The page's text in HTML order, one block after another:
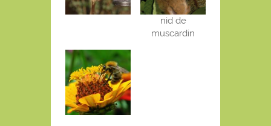
nid de
muscardin